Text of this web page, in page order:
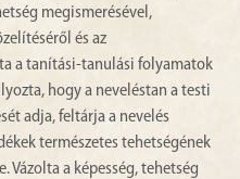
megismerésével,
és az
a tanítási-tanulási folyamatok
hogy a neveléstan a testi
adja, feltárja a nevelés
természetes tehetségének
Vázolta a képesség, tehetség